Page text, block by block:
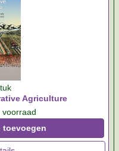
Agriculture
toevoegen